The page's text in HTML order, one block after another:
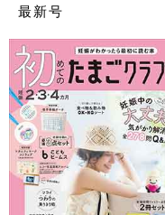
お出かけ先の道路事
当たり前のことですが
最新号